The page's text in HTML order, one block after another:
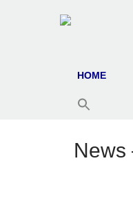
HOME
News